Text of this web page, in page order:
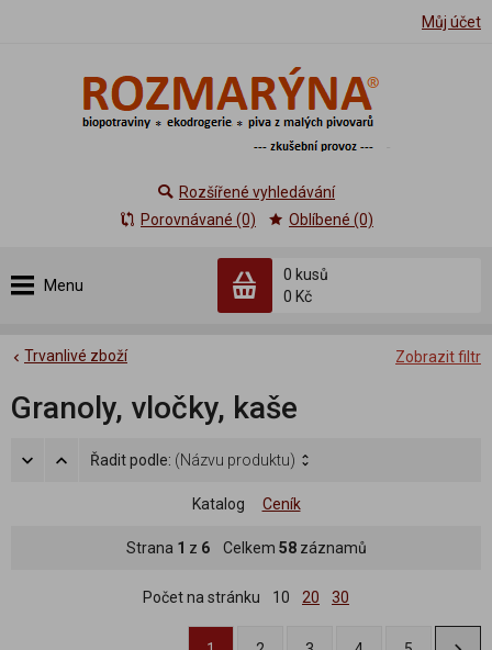
Můj účet
Menu
0 kusů
0 Kč
Rozšířené vyhledávání
Porovnávané (0)
Oblíbené (0)
Zobrazit filtr
Trvanlivé zboží
Granoly, vločky, kaše
Řadit podle: (Názvu produktu)
Katalog Ceník
Strana 1 z 6Celkem 58záznamů
Počet na stránku 10 20 30